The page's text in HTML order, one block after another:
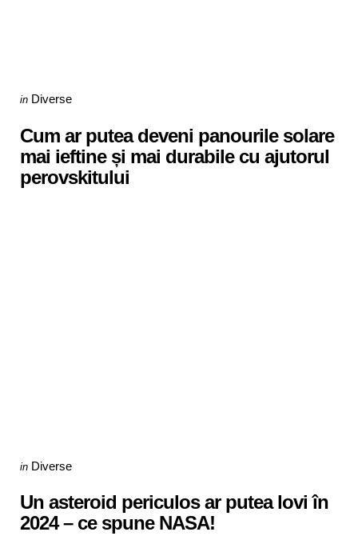
Categories
Posted
in Diverse
Cum ar putea deveni panourile solare
mai ieftine și mai durabile cu ajutorul
perovskitului
Categories
Posted
in Diverse
Un asteroid periculos ar putea lovi în
2024 – ce spune NASA!